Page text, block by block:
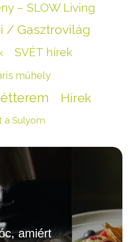
– SLOW Living
/ Gasztrovilág
SVÉT hírek
műhely
Hírek
a Sulyom
amiért